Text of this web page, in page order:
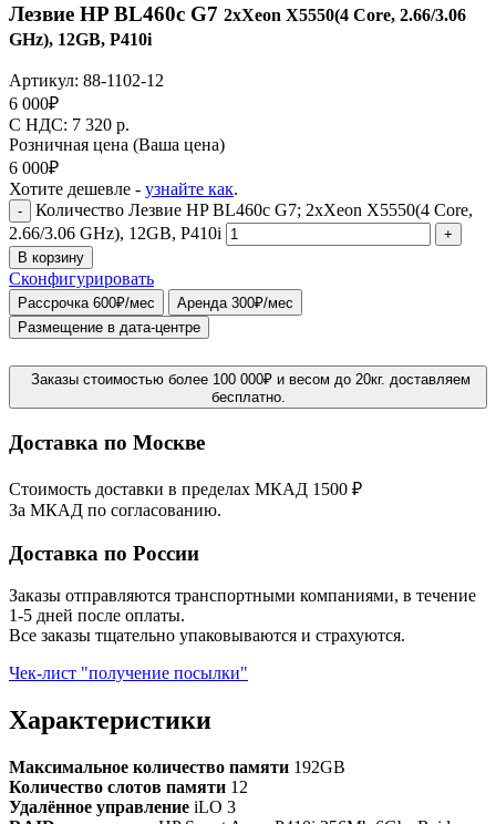
Лезвие HP BL460c G7 2xXeon X5550(4 Core, 2.66/3.06
GHz), 12GB, P410i
Артикул: 88-1102-12
6 000₽
C НДС: 7 320 р.
Розничная цена (Ваша цена)
6 000₽
Хотите дешевле - узнайте как.
-
Количество Лезвие HP BL460c G7; 2xXeon X5550(4 Core,
2.66/3.06 GHz), 12GB, P410i
+
В корзину
Сконфигурировать
Рассрочка 600₽/мес
Аренда 300₽/мес
Размещение в дата-центре
Заказы стоимостью более 100 000₽ и весом до 20кг. доставляем
бесплатно.
Доставка по Москве
Стоимость доставки в пределах МКАД 1500 ₽
За МКАД по согласованию.
Доставка по России
Заказы отправляются транспортными компаниями, в течение
1-5 дней после оплаты.
Все заказы тщательно упаковываются и страхуются.
Чек-лист "получение посылки"
Характеристики
Максимальное количество памяти 192GB
Количество слотов памяти 12
Удалённое управление iLO 3